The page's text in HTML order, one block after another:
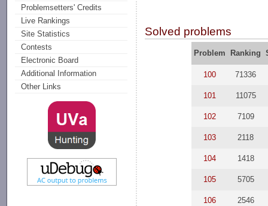
Problemsetters' Credits
Live Rankings
Site Statistics
Contests
Electronic Board
Additional Information
Other Links
Solved problems
Problem Ranking
100 71336
101 11075
102 7109
103 2118
104 1418
105 5705
106 2546